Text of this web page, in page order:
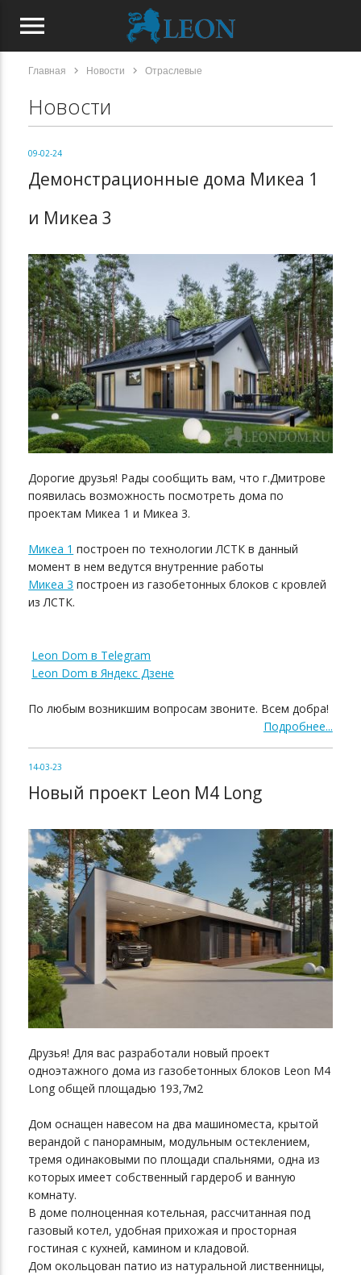
menu
Главная chevron_right Новости chevron_right Отраслевые
Новости
09-02-24
Демонстрационные дома Микеа 1
и Микеа 3
Дорогие друзья! Рады сообщить вам, что г.Дмитрове
появилась возможность посмотреть дома по
проектам Микеа 1 и Микеа 3.
Микеа 1 построен по технологии ЛСТК в данный
момент в нем ведутся внутренние работы
Микеа 3 построен из газобетонных блоков с кровлей
из ЛСТК.
Leon Dom в Telegram
Leon Dom в Яндекс Дзене
По любым возникшим вопросам звоните. Всем добра!
Подробнее...
14-03-23
Новый проект Leon M4 Long
Друзья! Для вас разработали новый проект
одноэтажного дома из газобетонных блоков Leon M4
Lоng общей площадью 193,7м2
Дом оснащен навесом на два машиноместа, крытой
верандой с панорамным, модульным остеклением,
тремя одинаковыми по площади спальнями, одна из
которых имеет собственный гардероб и ванную
комнату.
В доме полноценная котельная, рассчитанная под
газовый котел, удобная прихожая и просторная
гостиная с кухней, камином и кладовой.
Дом окольцован патио из натуральной лиственницы,